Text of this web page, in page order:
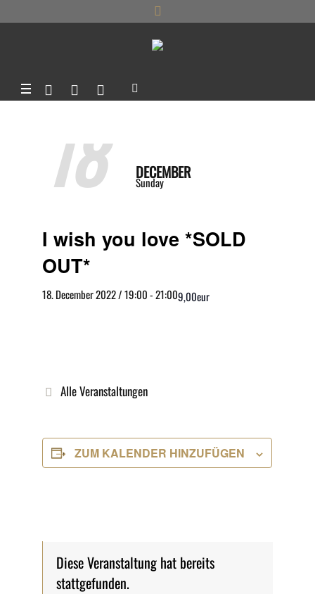
18 DECEMBER
Sunday
I wish you love *SOLD
OUT*
18. December 2022 / 19:00-21:009,00eur
Alle Veranstaltungen
ZUM KALENDER HINZUFÜGEN
Diese Veranstaltung hat bereits
stattgefunden.